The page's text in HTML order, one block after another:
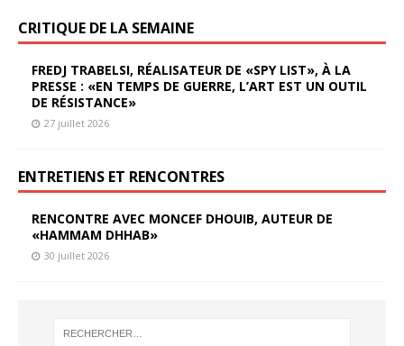
CRITIQUE DE LA SEMAINE
FREDJ TRABELSI, RÉALISATEUR DE «SPY LIST», À LA
PRESSE : «EN TEMPS DE GUERRE, L’ART EST UN OUTIL
DE RÉSISTANCE»
27 juillet 2026
ENTRETIENS ET RENCONTRES
RENCONTRE AVEC MONCEF DHOUIB, AUTEUR DE
«HAMMAM DHHAB»
30 juillet 2026